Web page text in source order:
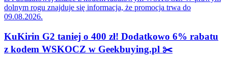
KuKirin G2 taniej o 400 zł! Dodatkowo 6% rabatu
z kodem WSKOCZ w Geekbuying.pl ✂️